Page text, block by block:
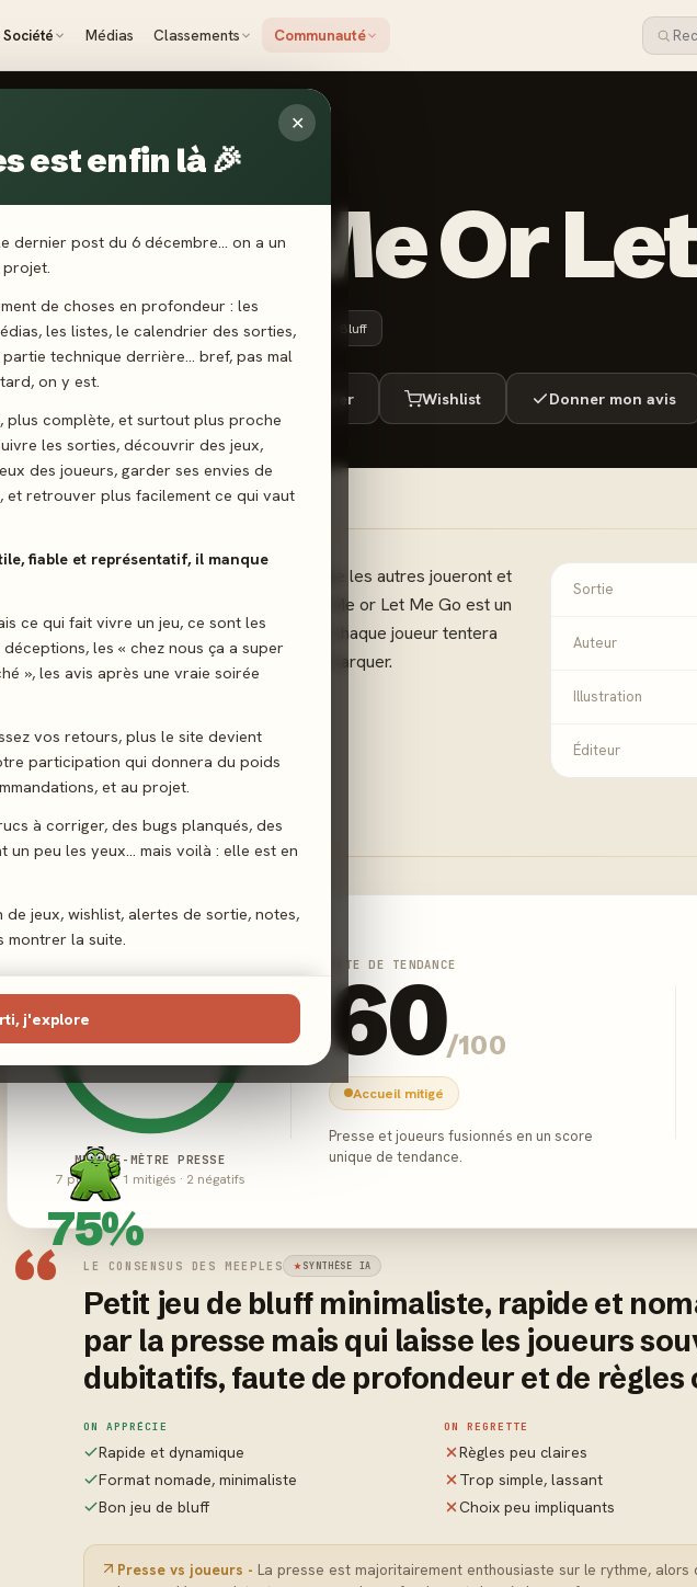
Médias Classements Communauté
✕
est enfin là 🎉
dernier post du 6 décembre… on a un
projet.
de choses en profondeur : les
les listes, le calendrier des sorties,
technique derrière… bref, pas mal
on y est.
plus complète, et surtout plus proche
les sorties, découvrir des jeux,
des joueurs, garder ses envies de
et retrouver plus facilement ce qui vaut
fiable et représentatif, il manque
ce qui fait vivre un jeu, ce sont les
les « chez nous ça a super
», les avis après une vraie soirée
vos retours, plus le site devient
participation qui donnera du poids
et au projet.
à corriger, des bugs planqués, des
un peu les yeux… mais voilà : elle est en
jeux, wishlist, alertes de sortie, notes,
montrer la suite.
j'explore
Stop Me Or
3-6 joueurs 10 ans+ 15 min Bluff
Envie de jouer Wishlist Donner mon avis
Dans Stop Me or Let Me Go, devinez ce que les autres joueront et
soyez celui qui arrêtera le gangster ! Stop Me or Let Me Go est un
petit jeu familial et d'ambiance dans lequel chaque joueur tentera
d'arrêter le gangster le plus célèbre pour marquer.
Sortie
Auteur
Illustration
Éditeur
02 - LE VERDICT
75%
MEEPLE-MÈTRE PRESSE
7 positifs · 1 mitigés · 2 négatifs
NOTE DE TENDANCE
60/100
Accueil mitigé
Presse et joueurs fusionnés en un score
unique de tendance.
“ LE CONSENSUS DES MEEPLES SYNTHÈSE IA
Petit jeu de bluff minimaliste, rapide et
par la presse mais qui laisse les joueurs
dubitatifs, faute de profondeur et de règles
ON APPRÉCIE
Rapide et dynamique
Format nomade, minimaliste
Bon jeu de bluff
ON REGRETTE
Règles peu claires
Trop simple, lassant
Choix peu impliquants
Presse vs joueurs - La presse est majoritairement enthousiaste sur le rythme, alors